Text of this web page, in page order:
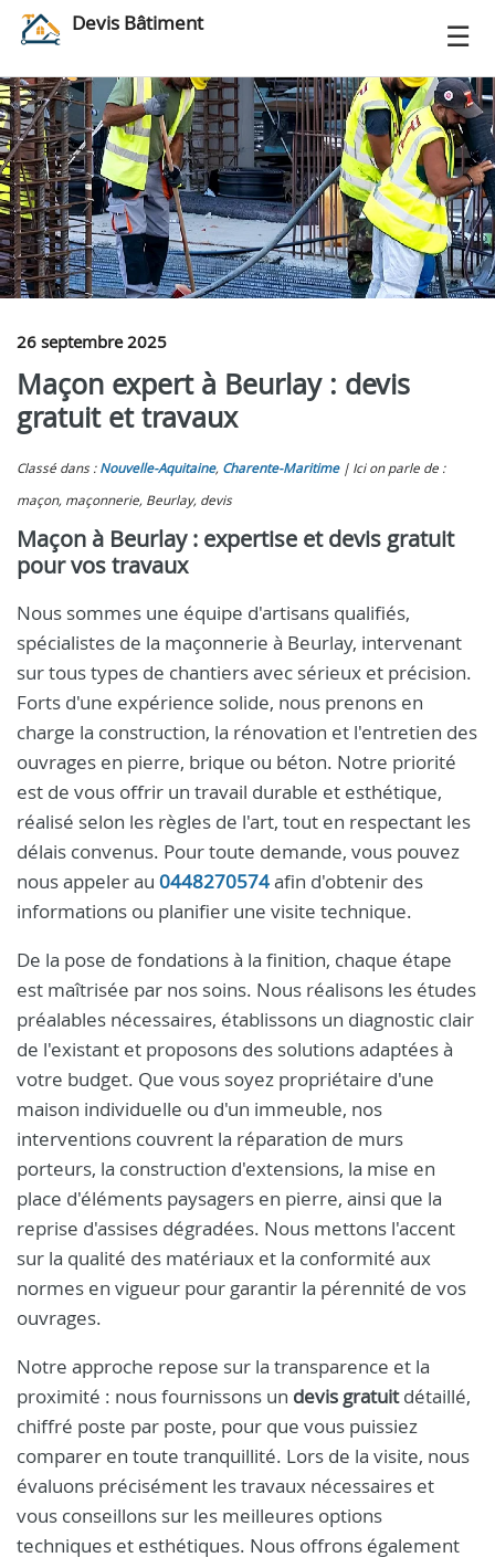
Devis Bâtiment
26 septembre 2025
Maçon expert à Beurlay : devis
gratuit et travaux
Classé dans : Nouvelle-Aquitaine, Charente-Maritime
Ici on parle de :
maçon, maçonnerie, Beurlay, devis
Maçon à Beurlay : expertise et devis gratuit
pour vos travaux
Nous sommes une équipe d'artisans qualifiés,
spécialistes de la maçonnerie à Beurlay, intervenant
sur tous types de chantiers avec sérieux et précision.
Forts d'une expérience solide, nous prenons en
charge la construction, la rénovation et l'entretien des
ouvrages en pierre, brique ou béton. Notre priorité
est de vous offrir un travail durable et esthétique,
réalisé selon les règles de l'art, tout en respectant les
délais convenus. Pour toute demande, vous pouvez
nous appeler au 0448270574afin d'obtenir des
informations ou planifier une visite technique.
De la pose de fondations à la finition, chaque étape
est maîtrisée par nos soins. Nous réalisons les études
préalables nécessaires, établissons un diagnostic clair
de l'existant et proposons des solutions adaptées à
votre budget. Que vous soyez propriétaire d'une
maison individuelle ou d'un immeuble, nos
interventions couvrent la réparation de murs
porteurs, la construction d'extensions, la mise en
place d'éléments paysagers en pierre, ainsi que la
reprise d'assises dégradées. Nous mettons l'accent
sur la qualité des matériaux et la conformité aux
normes en vigueur pour garantir la pérennité de vos
ouvrages.
Notre approche repose sur la transparence et la
proximité : nous fournissons un devis gratuitdétaillé,
chiffré poste par poste, pour que vous puissiez
comparer en toute tranquillité. Lors de la visite, nous
évaluons précisément les travaux nécessaires et
vous conseillons sur les meilleures options
techniques et esthétiques. Nous offrons également